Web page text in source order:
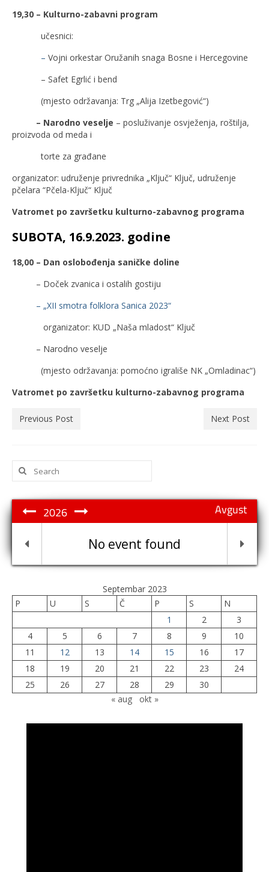
19,30 – Kulturno-zabavni program
učesnici:
– Vojni orkestar Oružanih snaga Bosne i Hercegovine
– Safet Egrlić i bend
(mjesto održavanja: Trg „Alija Izetbegović“)
– Narodno veselje – posluživanje osvježenja, roštilja,
proizvoda od meda i
torte za građane
organizator: udruženje privrednika „Ključ“ Ključ, udruženje
pčelara “Pčela-Ključ“ Ključ
Vatromet po završetku kulturno-zabavnog programa
SUBOTA, 16.9.2023. godine
18,00 – Dan oslobođenja saničke doline
– Doček zvanica i ostalih gostiju
– „XII smotra folklora Sanica 2023“
organizator: KUD „Naša mladost“ Ključ
– Narodno veselje
(mjesto održavanja: pomoćno igrališe NK „Omladinac“)
Vatromet po završetku kulturno-zabavnog programa
Previous Post Next Post
Search
for:
Avgust
2026
No event found
Septembar 2023
P
U S Č P S
N
1
2
3
4
5 6 7 8 9
10
11
12 13 14 15 16
17
18
19 20 21 22 23
24
25
26 27 28 29
30
« aug
okt »